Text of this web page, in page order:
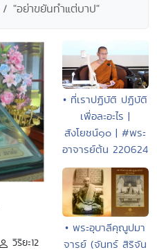
"อย่าขยันทำแต่บาป"
วิริยะ12
• ที่เราปฏิบัติ ปฏิบัติ
เพื่อละอะไร |
สังโยชน์๑๐ | #พระ
อาจารย์ต้น 220624
• พระอุบาลีคุณูปมา
จารย์ (จันทร์ สิริจัน